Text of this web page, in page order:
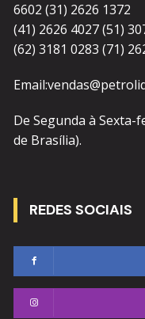
6602 (31) 2626 1372
(41) 2626 4027 (51)
(62) 3181 0283 (71)
De Segunda à
de Brasília).
REDES SOCIAIS